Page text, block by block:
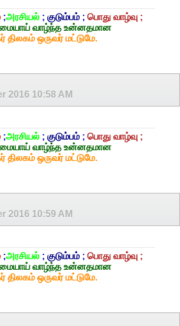
;அரசியல் ; குடும்பம் ; பொது வாழ்வு ;
வாழ்ந்த உன்னதமான
திலகம் ஒருவர் மட்டுமே.
2016 10:58 AM
;அரசியல் ; குடும்பம் ; பொது வாழ்வு ;
வாழ்ந்த உன்னதமான
திலகம் ஒருவர் மட்டுமே.
2016 10:59 AM
;அரசியல் ; குடும்பம் ; பொது வாழ்வு ;
வாழ்ந்த உன்னதமான
திலகம் ஒருவர் மட்டுமே.